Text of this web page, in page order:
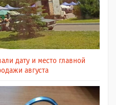
дату и место главной
августа